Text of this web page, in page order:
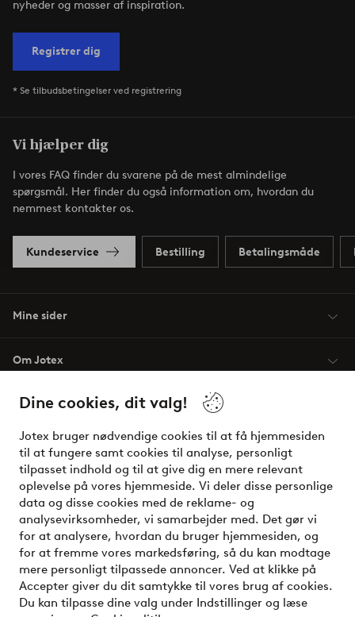
Dine cookies, dit valg!
Jotex bruger nødvendige cookies til at få hjemmesiden
til at fungere samt cookies til analyse, personligt
tilpasset indhold og til at give dig en mere relevant
oplevelse på vores hjemmeside. Vi deler disse personlige
data og disse cookies med de reklame- og
analysevirksomheder, vi samarbejder med. Det gør vi
for at analysere, hvordan du bruger hjemmesiden, og
for at fremme vores markedsføring, så du kan modtage
mere personligt tilpassede annoncer. Ved at klikke på
Accepter giver du dit samtykke til vores brug af cookies.
Du kan tilpasse dine valg under Indstillinger og læse
nyheder og masser af inspiration.
Registrer dig
* Se tilbudsbetingelser ved registrering
Vi hjælper dig
I vores FAQ finder du svarene på de mest almindelige
spørgsmål. Her finder du også information om, hvordan du
nemmest kontakter os.
Kundeservice Bestilling Betalingsmåde
Mine sider
Om Jotex
Vilkår
Venner
Sikre betalinger - betal nu eller del op
Vil du vide mere om vores betalingsmuligheder?
elpy